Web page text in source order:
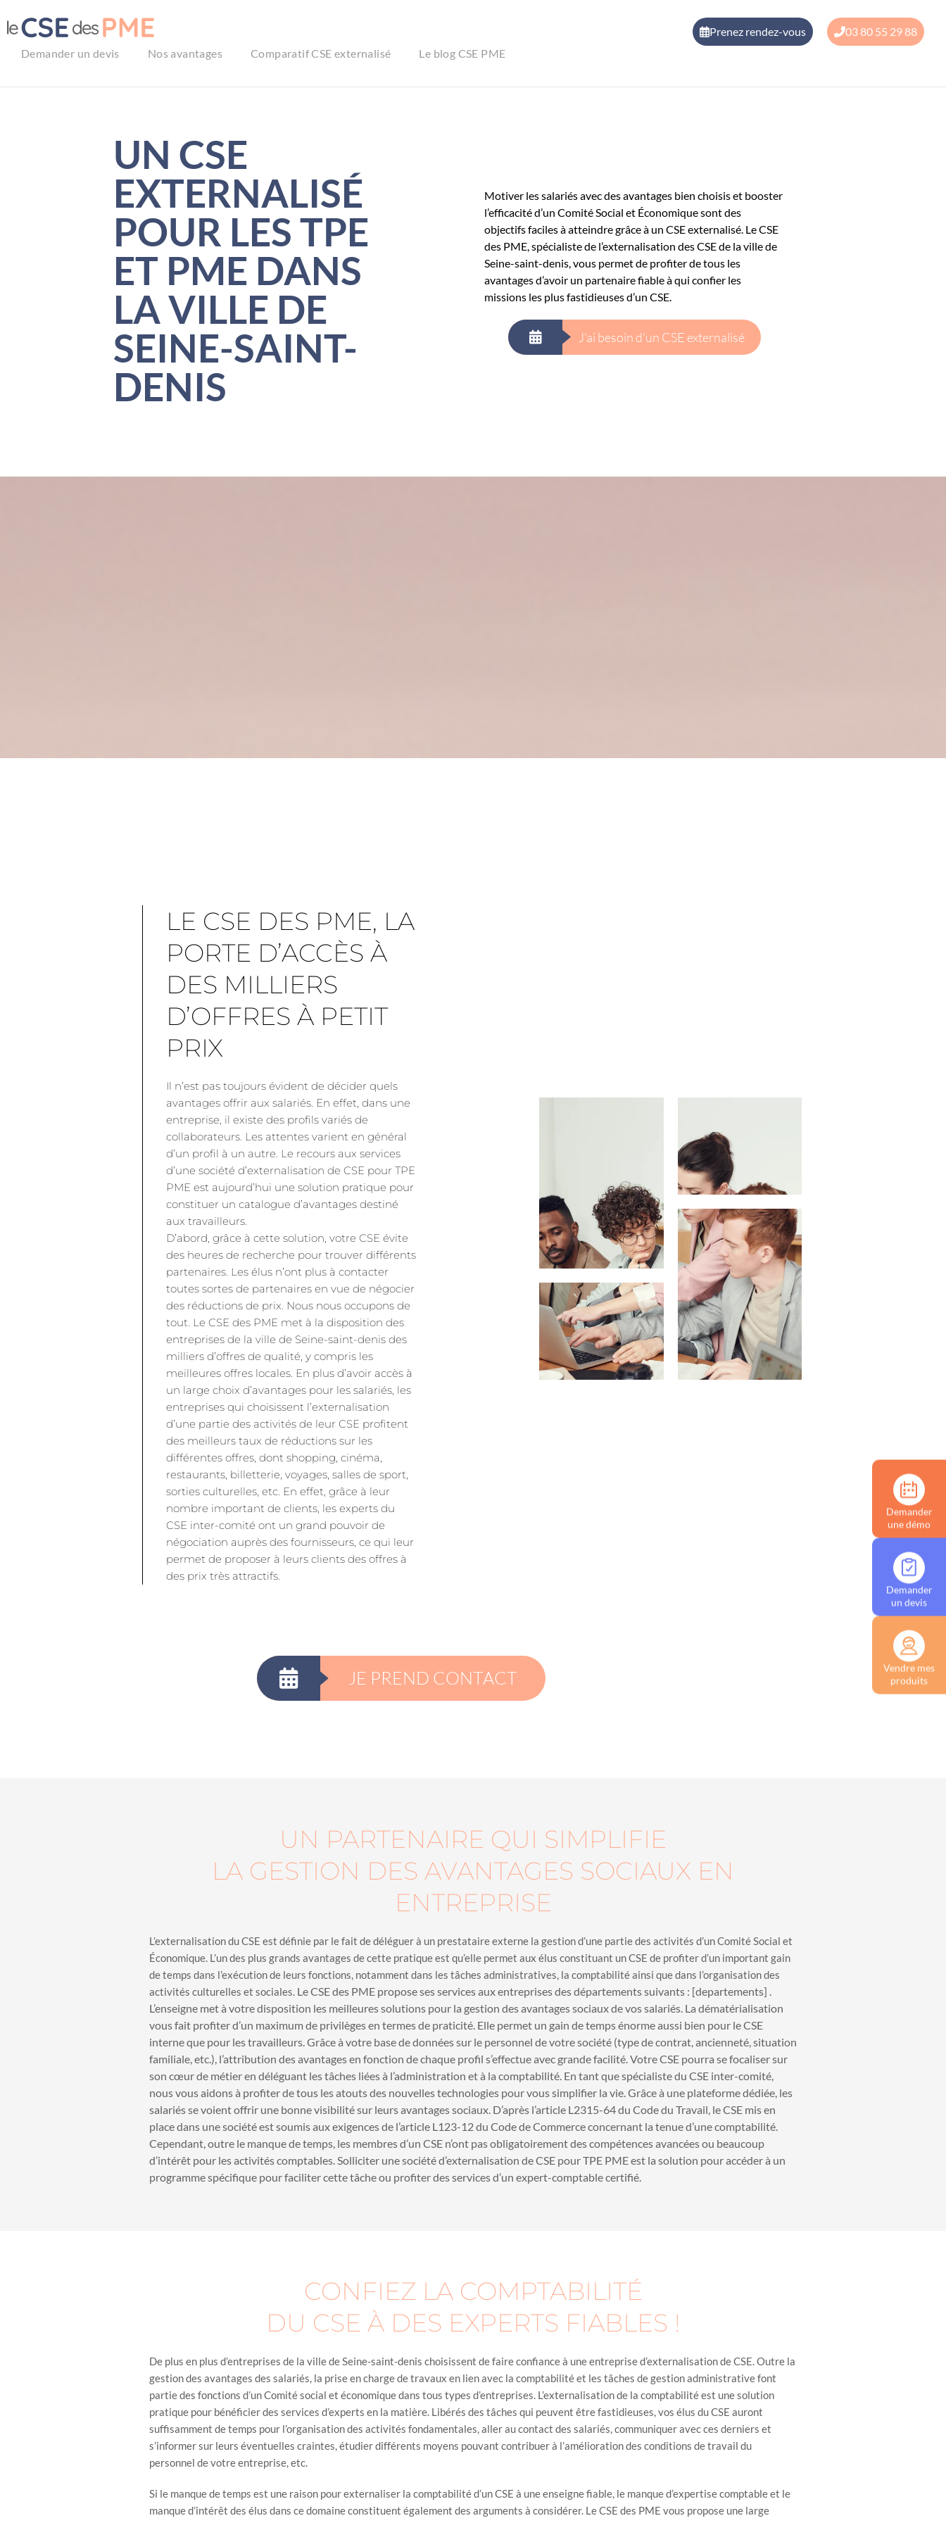
au
contenu
Demander un devis
Nos avantages Comparatif CSE externalisé Le blog CSE PME
Prenez rendez-vous 03 80 55 29 88
UN CSE
EXTERNALISÉ
POUR LES TPE
ET PME DANS
LA VILLE DE
SEINE-SAINT-
DENIS
Motiver les salariés avec des avantages bien choisis et booster
l’efficacité d’un Comité Social et Économique sont des
objectifs faciles à atteindre grâce à un CSE externalisé. Le CSE
des PME, spécialiste de l’externalisation des CSE de la ville de
Seine-saint-denis, vous permet de profiter de tous les
avantages d’avoir un partenaire fiable à qui confier les
missions les plus fastidieuses d’un CSE.
J'ai besoin d'un CSE externalisé
LE CSE DES PME, LA
PORTE D’ACCÈS À
DES MILLIERS
D’OFFRES À PETIT
PRIX
Il n’est pas toujours évident de décider quels
avantages offrir aux salariés. En effet, dans une
entreprise, il existe des profils variés de
collaborateurs. Les attentes varient en général
d’un profil à un autre. Le recours aux services
d’une société d’externalisation de CSE pour TPE
PME est aujourd’hui une solution pratique pour
constituer un catalogue d’avantages destiné
aux travailleurs.
D’abord, grâce à cette solution, votre CSE évite
des heures de recherche pour trouver différents
partenaires. Les élus n’ont plus à contacter
toutes sortes de partenaires en vue de négocier
des réductions de prix. Nous nous occupons de
tout. Le CSE des PME met à la disposition des
entreprises de la ville de Seine-saint-denis des
milliers d’offres de qualité, y compris les
meilleures offres locales. En plus d’avoir accès à
un large choix d’avantages pour les salariés, les
entreprises qui choisissent l’externalisation
d’une partie des activités de leur CSE profitent
des meilleurs taux de réductions sur les
différentes offres, dont shopping, cinéma,
restaurants, billetterie, voyages, salles de sport,
sorties culturelles, etc. En effet, grâce à leur
nombre important de clients, les experts du
CSE inter-comité ont un grand pouvoir de
négociation auprès des fournisseurs, ce qui leur
permet de proposer à leurs clients des offres à
des prix très attractifs.
JE PREND CONTACT
UN PARTENAIRE QUI SIMPLIFIE
LA GESTION DES AVANTAGES SOCIAUX EN
ENTREPRISE
L’externalisation du CSE est définie par le fait de déléguer à un prestataire externe la gestion d’une partie des activités d’un Comité Social et
Économique. L’un des plus grands avantages de cette pratique est qu’elle permet aux élus constituant un CSE de profiter d’un important gain
de temps dans l’exécution de leurs fonctions, notamment dans les tâches administratives, la comptabilité ainsi que dans l’organisation des
activités culturelles et sociales. Le CSE des PME propose ses services aux entreprises des départements suivants : [departements] .
L’enseigne met à votre disposition les meilleures solutions pour la gestion des avantages sociaux de vos salariés. La dématérialisation
vous fait profiter d’un maximum de privilèges en termes de praticité. Elle permet un gain de temps énorme aussi bien pour le CSE
interne que pour les travailleurs. Grâce à votre base de données sur le personnel de votre société (type de contrat, ancienneté, situation
familiale, etc.), l’attribution des avantages en fonction de chaque profil s’effectue avec grande facilité. Votre CSE pourra se focaliser sur
son cœur de métier en déléguant les tâches liées à l’administration et à la comptabilité. En tant que spécialiste du CSE inter-comité,
nous vous aidons à profiter de tous les atouts des nouvelles technologies pour vous simplifier la vie. Grâce à une plateforme dédiée, les
salariés se voient offrir une bonne visibilité sur leurs avantages sociaux. D’après l’article L2315-64 du Code du Travail, le CSE mis en
place dans une société est soumis aux exigences de l’article L123-12 du Code de Commerce concernant la tenue d’une comptabilité.
Cependant, outre le manque de temps, les membres d’un CSE n’ont pas obligatoirement des compétences avancées ou beaucoup
d’intérêt pour les activités comptables. Solliciter une société d’externalisation de CSE pour TPE PME est la solution pour accéder à un
programme spécifique pour faciliter cette tâche ou profiter des services d’un expert-comptable certifié.
CONFIEZ LA COMPTABILITÉ
DU CSE À DES EXPERTS FIABLES !
De plus en plus d’entreprises de la ville de Seine-saint-denis choisissent de faire confiance à une entreprise d’externalisation de CSE. Outre la
gestion des avantages des salariés, la prise en charge de travaux en lien avec la comptabilité et les tâches de gestion administrative font
partie des fonctions d’un Comité social et économique dans tous types d’entreprises. L’externalisation de la comptabilité est une solution
pratique pour bénéficier des services d’experts en la matière. Libérés des tâches qui peuvent être fastidieuses, vos élus du CSE auront
suffisamment de temps pour l’organisation des activités fondamentales, aller au contact des salariés, communiquer avec ces derniers et
s’informer sur leurs éventuelles craintes, étudier différents moyens pouvant contribuer à l’amélioration des conditions de travail du
personnel de votre entreprise, etc.
Si le manque de temps est une raison pour externaliser la comptabilité d’un CSE à une enseigne fiable, le manque d’expertise comptable et le
manque d’intérêt des élus dans ce domaine constituent également des arguments à considérer. Le CSE des PME vous propose une large
Demander
une démo
Demander
un devis
Vendre mes
produits